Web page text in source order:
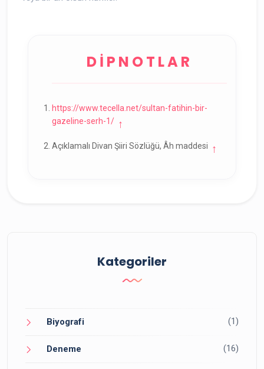
https://www.tecella.net/sultan-fatihin-bir-
gazeline-serh-1/
Açıklamalı Divan Şiiri Sözlüğü, Âh maddesi
Kategoriler
Biyografi (1)
Deneme (16)